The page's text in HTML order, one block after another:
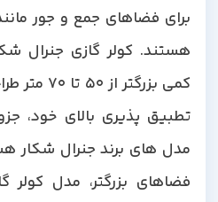
برای فضاهای جمع و جور مانند
کمی بزرگتر از 50
تطبیق پذیری بالای خود، جزو
مدل های برند جنرال شکار